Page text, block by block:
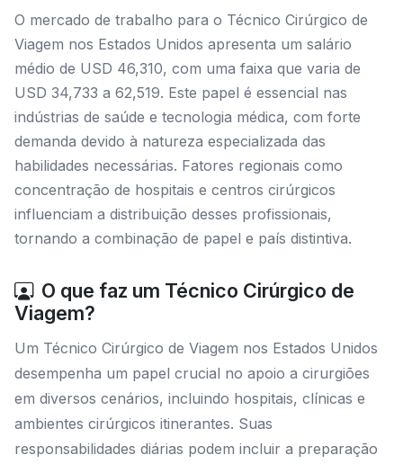
O mercado de trabalho para o Técnico Cirúrgico de
Viagem nos Estados Unidos apresenta um salário
médio de USD 46,310, com uma faixa que varia de
USD 34,733 a 62,519. Este papel é essencial nas
indústrias de saúde e tecnologia médica, com forte
demanda devido à natureza especializada das
habilidades necessárias. Fatores regionais como
concentração de hospitais e centros cirúrgicos
influenciam a distribuição desses profissionais,
tornando a combinação de papel e país distintiva.
O que faz um Técnico Cirúrgico de
Viagem?
Um Técnico Cirúrgico de Viagem nos Estados Unidos
desempenha um papel crucial no apoio a cirurgiões
em diversos cenários, incluindo hospitais, clínicas e
ambientes cirúrgicos itinerantes. Suas
responsabilidades diárias podem incluir a preparação